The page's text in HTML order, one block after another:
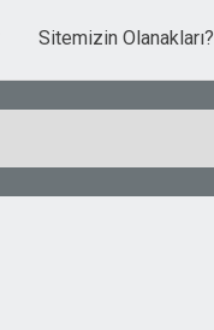
Sitemizin Olanakları?